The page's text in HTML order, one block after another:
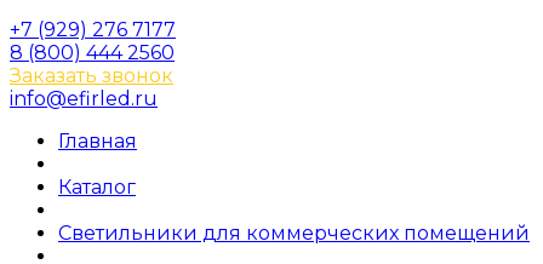
+7 (929) 276 7177
8 (800) 444 2560
Заказать звонок
info@efirled.ru
Главная
Каталог
Светильники для коммерческих помещений